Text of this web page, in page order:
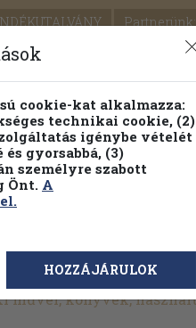
SEGÍTSÉG
FENNTARTHATÓ
Témaköri fa
művei, könyvek,
cookie-kat alkalmazza:
technikai cookie, (2)
igénybe vételét
gyorsabbá, (3)
személyre szabott
Önt. A
HOZZÁJÁRULOK